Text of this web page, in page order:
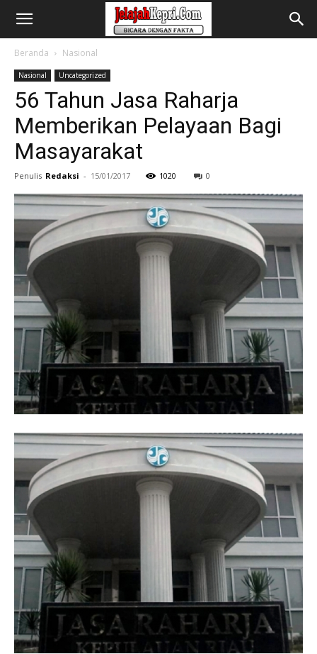
Beranda Nasional
Nasional Uncategorized
56 Tahun Jasa Raharja
Memberikan Pelayaan Bagi
Masayarakat
Penulis Redaksi - 15/01/2017 1020 0